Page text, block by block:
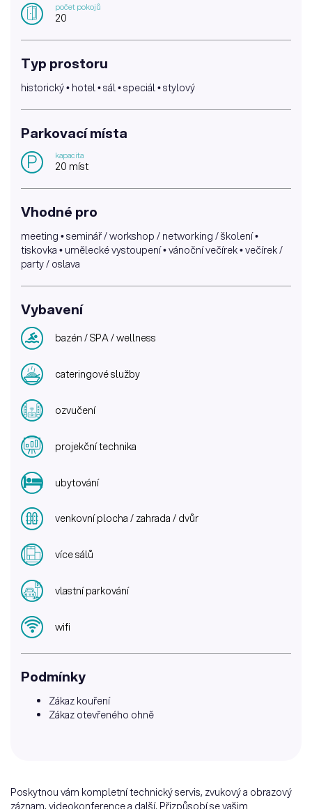
počet pokojů
20
Typ prostoru
historický • hotel • sál • speciál • stylový
Parkovací místa
P kapacita
20 míst
Vhodné pro
meeting • seminář / workshop / networking / školení •
tiskovka • umělecké vystoupení • vánoční večírek • večírek /
party / oslava
Vybavení
bazén / SPA / wellness
cateringové služby
ozvučení
projekční technika
ubytování
venkovní plocha / zahrada / dvůr
více sálů
vlastní parkování
wifi
Podmínky
Zákaz kouření
Zákaz otevřeného ohně
Poskytnou vám kompletní technický servis, zvukový a obrazový
záznam, videokonference a další. Přizpůsobí se vašim